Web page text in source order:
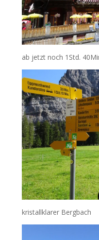
ab jetzt noch 1Std.
kristallklarer Bergbach